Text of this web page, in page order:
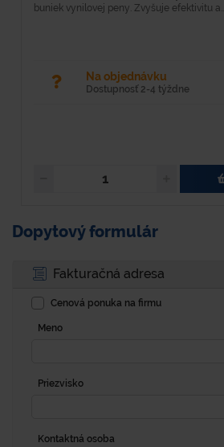
buniek vynilovej peny. Zvyšuje efektivitu a...
Na objednávku
Dostupnosť 2-4 týždne
Dopytový formulár
Fakturačná adresa
Cenová ponuka na firmu
Meno
Priezvisko
Kontaktná osoba